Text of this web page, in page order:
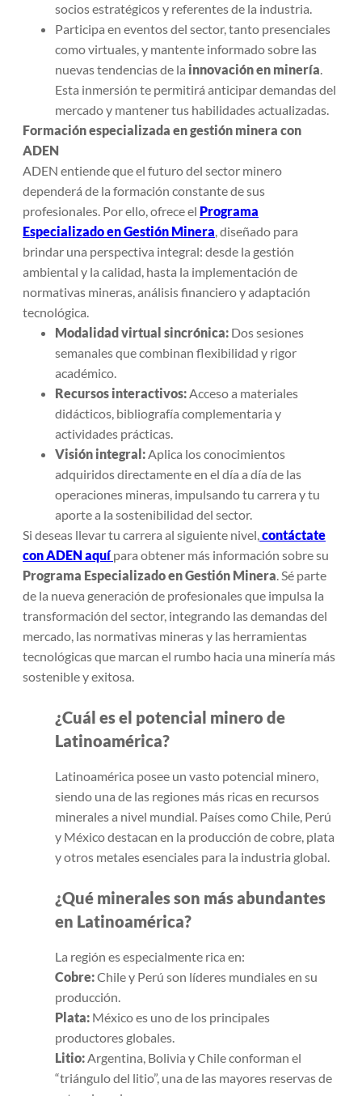
socios estratégicos y referentes de la industria.
Participa en eventos del sector, tanto presenciales
como virtuales, y mantente informado sobre las
nuevas tendencias de la innovación en minería.
Esta inmersión te permitirá anticipar demandas del
mercado y mantener tus habilidades actualizadas.
Formación especializada en gestión minera con
ADEN
ADEN entiende que el futuro del sector minero
dependerá de la formación constante de sus
profesionales. Por ello, ofrece el Programa
Especializado en Gestión Minera, diseñado para
brindar una perspectiva integral: desde la gestión
ambiental y la calidad, hasta la implementación de
normativas mineras, análisis financiero y adaptación
tecnológica.
Modalidad virtual sincrónica: Dos sesiones
semanales que combinan flexibilidad y rigor
académico.
Recursos interactivos:Acceso a materiales
didácticos, bibliografía complementaria y
actividades prácticas.
Visión integral:Aplica los conocimientos
adquiridos directamente en el día a día de las
operaciones mineras, impulsando tu carrera y tu
aporte a la sostenibilidad del sector.
Si deseas llevar tu carrera al siguiente nivel,contáctate
con ADEN aquí para obtener más información sobre su
Programa Especializado en Gestión Minera. Sé parte
de la nueva generación de profesionales que impulsa la
transformación del sector, integrando las demandas del
mercado, las normativas mineras y las herramientas
tecnológicas que marcan el rumbo hacia una minería más
sostenible y exitosa.
¿Cuál es el potencial minero de
Latinoamérica?
Latinoamérica posee un vasto potencial minero,
siendo una de las regiones más ricas en recursos
minerales a nivel mundial. Países como Chile, Perú
y México destacan en la producción de cobre, plata
y otros metales esenciales para la industria global.
¿Qué minerales son más abundantes
en Latinoamérica?
La región es especialmente rica en:
Cobre:Chile y Perú son líderes mundiales en su
producción.
Plata: México es uno de los principales
productores globales.
Litio:Argentina, Bolivia y Chile conforman el
“triángulo del litio”, una de las mayores reservas de